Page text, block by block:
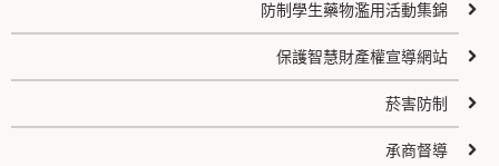
防制學生藥物濫用活動集錦
保護智慧財產權宣導網站
菸害防制
承商督導